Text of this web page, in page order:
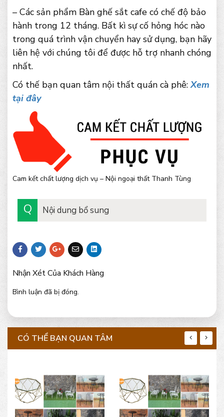
– Các sản phẩm Bàn ghế sắt cafe có chế độ bảo
hành trong 12 tháng. Bất kì sự cố hỏng hóc nào
trong quá trình vận chuyển hay sử dụng, bạn hãy
liên hệ với chúng tôi để được hỗ trợ nhanh chóng
nhất.
Có thế bạn quan tâm nội thất quán cà phê:Xem
tại đây
Cam kết chất lượng dịch vụ – Nội ngoại thất Thanh Tùng
Nội dung bổ sung
Nhận Xét Của Khách Hàng
Bình luận đã bị đóng.
CÓ THỂ BẠN QUAN TÂM